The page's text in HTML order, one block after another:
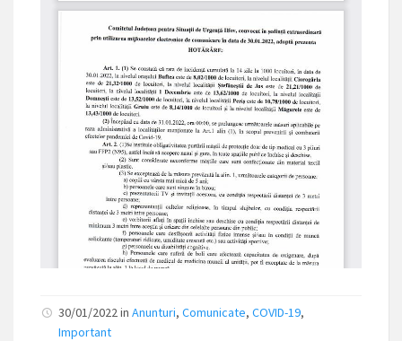
30/01/2022 in Anunturi, Comunicate, COVID-19,
Important